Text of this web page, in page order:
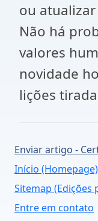
ou atualizar
Não há
valores
novidade
lições
Enviar artigo -
Início (Homepage)
Sitemap (Edições
Entre em contato